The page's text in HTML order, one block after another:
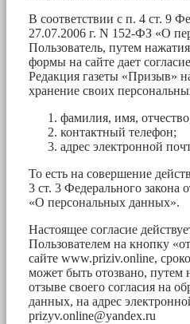
В соответствии с п. 4 ст. 9
27.07.2006 г. N 152-ФЗ «О
Пользователь, путем
формы на сайте дает
Редакция газеты «Призыв»
хранение своих
фамилия, имя,
контактный телефон;
адрес электронной
То есть на совершение
3 ст. 3 Федерального закона
«О персональных данных».
Настоящее согласие
Пользователем на кнопку
сайте www.priziv.online,
может быть отозвано, путем
отзыве своего согласия на
данных, на адрес
prizyv.online@yandex.ru